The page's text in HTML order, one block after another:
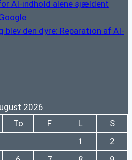
AI-indhold alene sjældent
blev den dyre: Reparation af AI-
2026
To F L
S
1
2